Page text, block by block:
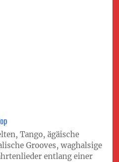
Tango, ägäische
Grooves, waghalsige
entlang einer